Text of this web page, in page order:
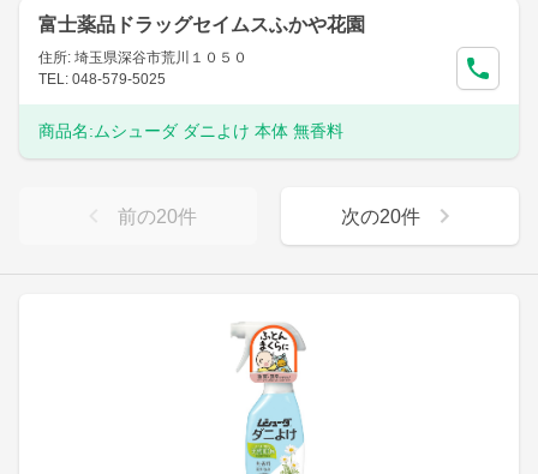
富士薬品ドラッグセイムスふかや花園
住所: 埼玉県深谷市荒川１０５０
TEL: 048-579-5025
商品名: ムシューダ ダニよけ 本体 無香料
前の20件 次の20件